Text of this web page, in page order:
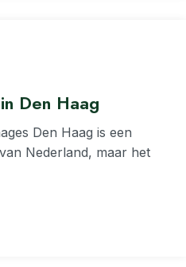
Den Haag
Den Haag is een
Nederland, maar het